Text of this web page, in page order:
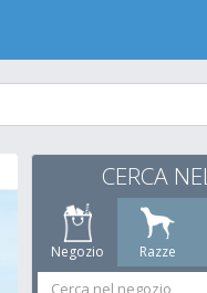
CERCA
Negozio Razze